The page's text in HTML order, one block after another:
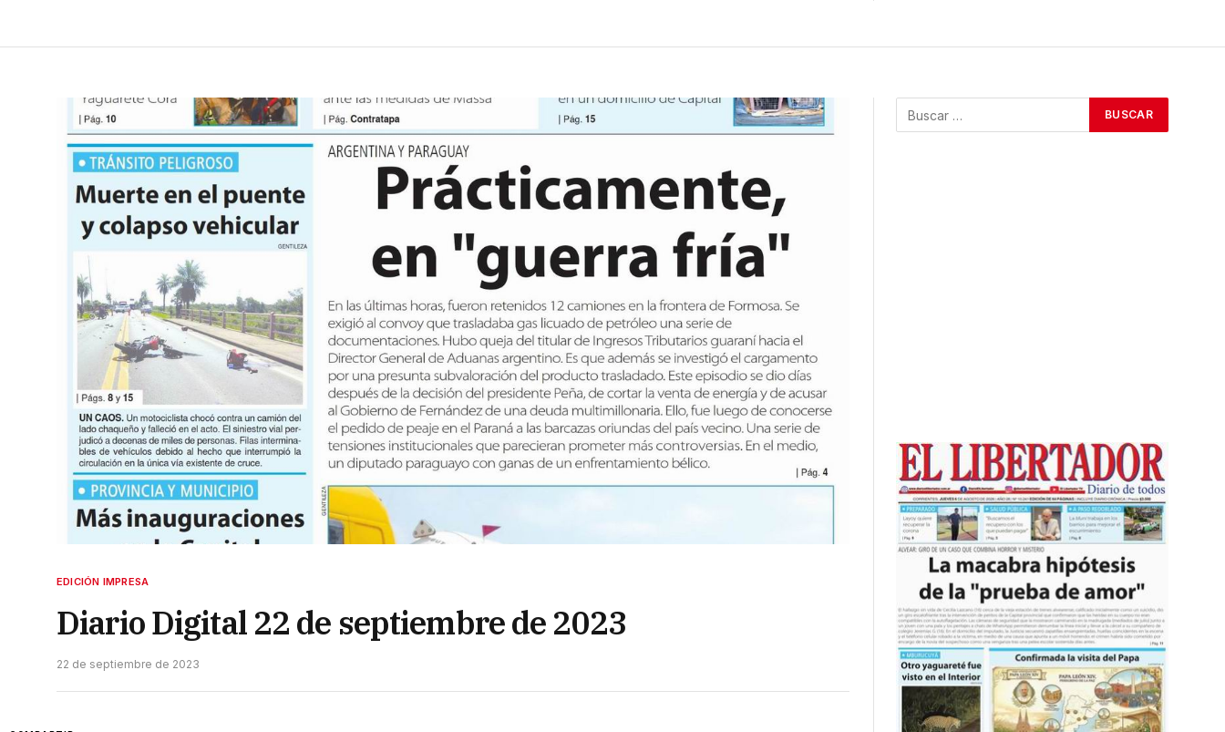
EDICIÓN IMPRESA
Diario Digital 22 de septiembre de 2023
22 de septiembre de 2023